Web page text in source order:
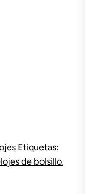
Etiquetas:
de bolsillo,